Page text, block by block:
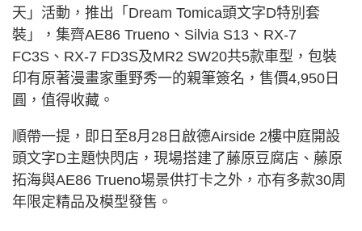
天」活動，推出「Dream Tomica頭文字D特別套
裝」，集齊AE86 Trueno、Silvia S13、RX-7
FC3S、RX-7 FD3S及MR2 SW20共5款車型，包裝
印有原著漫畫家重野秀一的親筆簽名，售價4,950日
圓，值得收藏。
順帶一提，即日至8月28日 啟德Airside 2樓中庭開設
頭文字D主題快閃店，現場搭建了藤原豆腐店、藤原
拓海與AE86 Trueno場景供打卡之外，亦有多款30周
年限定精品及模型發售。